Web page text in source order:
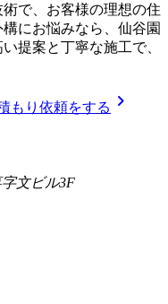
で、お客様の理想の住
にお悩みなら、仙谷園
提案と丁寧な施工で、
もり依頼をする chevron_right
文ビル3F